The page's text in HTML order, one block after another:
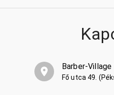
Barber-Village
Fő utca 49.